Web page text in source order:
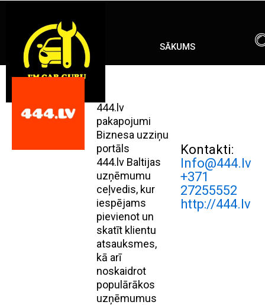
SĀKUMS
444.lv
pakapojumi
Biznesa uzziņu
portāls
444.lv Baltijas
uzņēmumu
ceļvedis, kur
iespējams
pievienot un
skatīt klientu
atsauksmes,
kā arī
noskaidrot
populārākos
uzņēmumus
Kontakti:
Info@444.lv
+371
27255552
http://444.lv